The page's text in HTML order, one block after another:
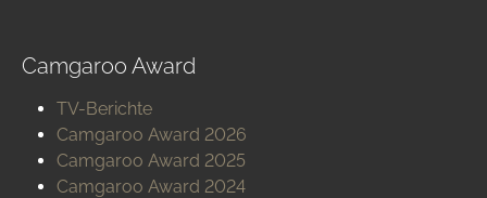
Camgaroo Award
TV-Berichte
Camgaroo Award 2026
Camgaroo Award 2025
Camgaroo Award 2024